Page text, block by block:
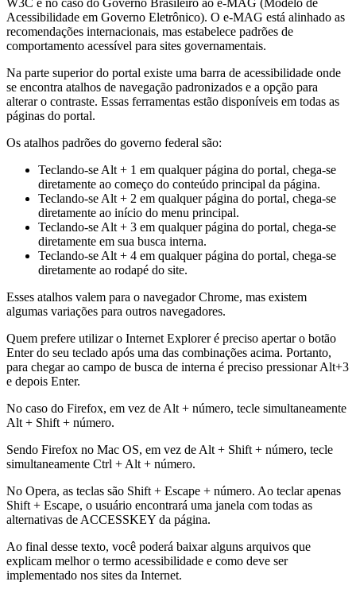
Acessibilidade em Governo Eletrônico). O e-MAG está alinhado as
recomendações internacionais, mas estabelece padrões de
comportamento acessível para sites governamentais.
Na parte superior do portal existe uma barra de acessibilidade onde
se encontra atalhos de navegação padronizados e a opção para
alterar o contraste. Essas ferramentas estão disponíveis em todas as
páginas do portal.
Os atalhos padrões do governo federal são:
Teclando-se Alt + 1 em qualquer página do portal, chega-se
diretamente ao começo do conteúdo principal da página.
Teclando-se Alt + 2 em qualquer página do portal, chega-se
diretamente ao início do menu principal.
Teclando-se Alt + 3 em qualquer página do portal, chega-se
diretamente em sua busca interna.
Teclando-se Alt + 4 em qualquer página do portal, chega-se
diretamente ao rodapé do site.
Esses atalhos valem para o navegador Chrome, mas existem
algumas variações para outros navegadores.
Quem prefere utilizar o Internet Explorer é preciso apertar o botão
Enter do seu teclado após uma das combinações acima. Portanto,
para chegar ao campo de busca de interna é preciso pressionar Alt+3
e depois Enter.
No caso do Firefox, em vez de Alt + número, tecle simultaneamente
Alt + Shift + número.
Sendo Firefox no Mac OS, em vez de Alt + Shift + número, tecle
simultaneamente Ctrl + Alt + número.
No Opera, as teclas são Shift + Escape + número. Ao teclar apenas
Shift + Escape, o usuário encontrará uma janela com todas as
alternativas de ACCESSKEY da página.
Ao final desse texto, você poderá baixar alguns arquivos que
explicam melhor o termo acessibilidade e como deve ser
implementado nos sites da Internet.